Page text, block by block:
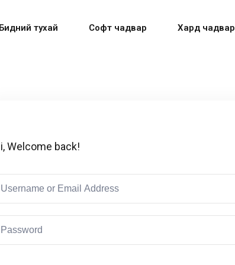
тухай Софт чадвар Хард чадвар
Welcome back!
Don’t have an account?Sign up